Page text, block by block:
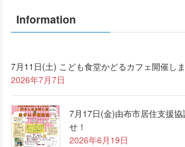
Information
7月11日(土) こども食堂かどるカフェ開催しま
2026年7月7日
7月17日(金)由布市居住支援
せ！
2026年6月19日